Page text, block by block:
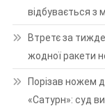
відбувається з
Втретє за
жодної ракети
Порізав ножем
«Сатурн»: суд